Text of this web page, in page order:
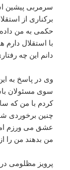
سرمربی پیشین
برکناری از
حکمی به من داده
با استقلال
دانم این چه
وی در پاسخ به
سوی مسئولان
کردم با من که
چنین برخوردی
عشق می ورزم
من بدهند من را
پرویز مظلومی